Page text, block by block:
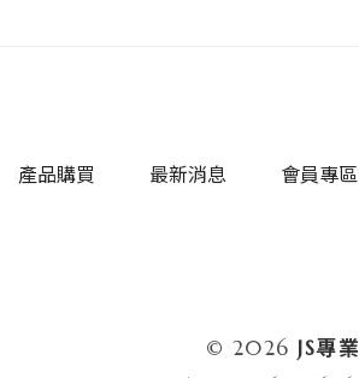
產品購買 最新消息 會員專區
© 2026 JS專